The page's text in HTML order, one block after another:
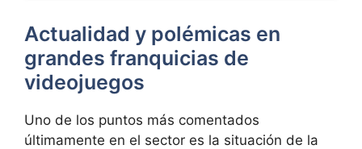
Actualidad y polémicas en
grandes franquicias de
videojuegos
Uno de los puntos más comentados
últimamente en el sector es la situación de la